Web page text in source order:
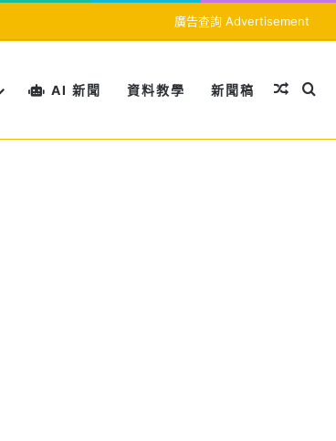
廣告查詢 Advertisement
AI 新聞 資料教學 新聞稿 隨機文
搜